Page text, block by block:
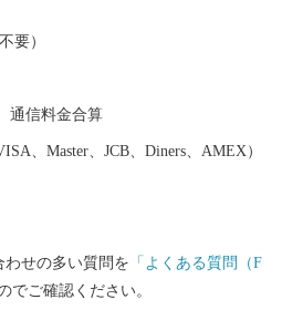
菜メンチカツ」を販売するなど、
位の産地となっており、春には昔懐
、キンショーメロン、ホームラン
秋には「１本１果」の栽培方法で
ずしさと甘さで、市場からも高い
。７月の幸水から始まり、豊水、
など多くの品種が栽培されてお
要）
通信料金合算
、Master、JCB、Diners、AMEX）
せの多い質問を 「よくある質問（F
でご確認ください。